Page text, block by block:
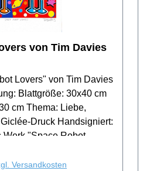
von Tim Davies
Lovers" von Tim Davies
cm
Liebe,
strahlt in blau, rot
Giclée-Druck ist ein
Versandkosten